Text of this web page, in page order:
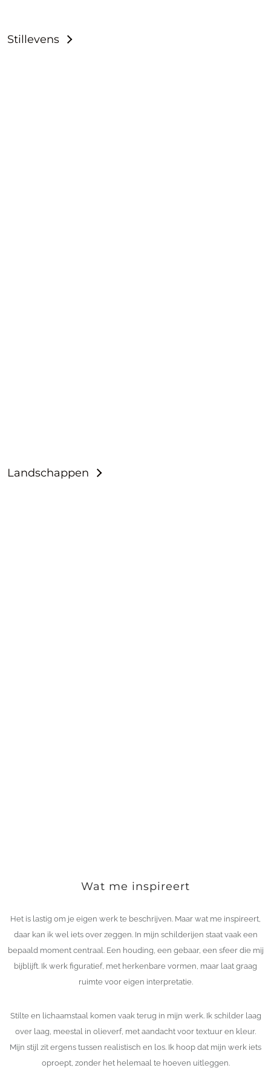
Stillevens
Landschappen
Wat me inspireert
Het is lastig om je eigen werk te beschrijven. Maar wat me inspireert,
daar kan ik wel iets over zeggen. In mijn schilderijen staat vaak een
bepaald moment centraal. Een houding, een gebaar, een sfeer die mij
bijblijft. Ik werk figuratief, met herkenbare vormen, maar laat graag
ruimte voor eigen interpretatie.
Stilte en lichaamstaal komen vaak terug in mijn werk. Ik schilder laag
over laag, meestal in olieverf, met aandacht voor textuur en kleur.
Mijn stijl zit ergens tussen realistisch en los. Ik hoop dat mijn werk iets
oproept, zonder het helemaal te hoeven uitleggen.